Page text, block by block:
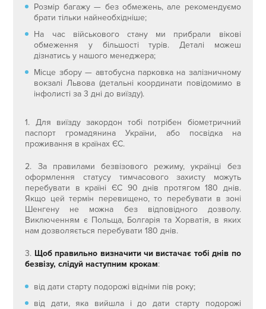
Розмір багажу — без обмежень, але рекомендуємо
брати тільки найнеобхідніше;
На час військового стану ми прибрали вікові
обмеження у більшості турів. Деталі можеш
дізнатись у нашого менеджера;
Місце збору — автобусна парковка на залізничному
вокзалі Львова (детальні координати повідомимо в
інфолисті за 3 дні до виїзду).
1. Для виїзду закордон тобі потрібен біометричний
паспорт громадянина України, або посвідка на
проживання в країнах ЄС.
2. За правилами безвізового режиму, українці без
оформлення статусу тимчасового захисту можуть
перебувати в країні ЄС 90 днів протягом 180 днів.
Якщо цей термін перевищено, то перебувати в зоні
Шенгену не можна без відповідного дозволу.
Виключенням є Польща, Болгарія та Хорватія, в яких
нам дозволяється перебувати 180 днів.
3. Щоб правильно визначити чи вистачає тобі днів по
безвізу, слідуй наступним крокам:
від дати старту подорожі відніми пів року;
від дати, яка вийшла і до дати старту подорожі